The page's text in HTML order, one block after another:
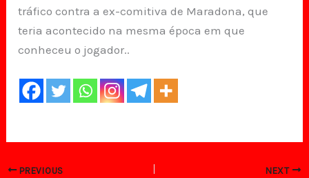
tráfico contra a ex-comitiva de Maradona, que
teria acontecido na mesma época em que
conheceu o jogador..
PREVIOUS NEXT